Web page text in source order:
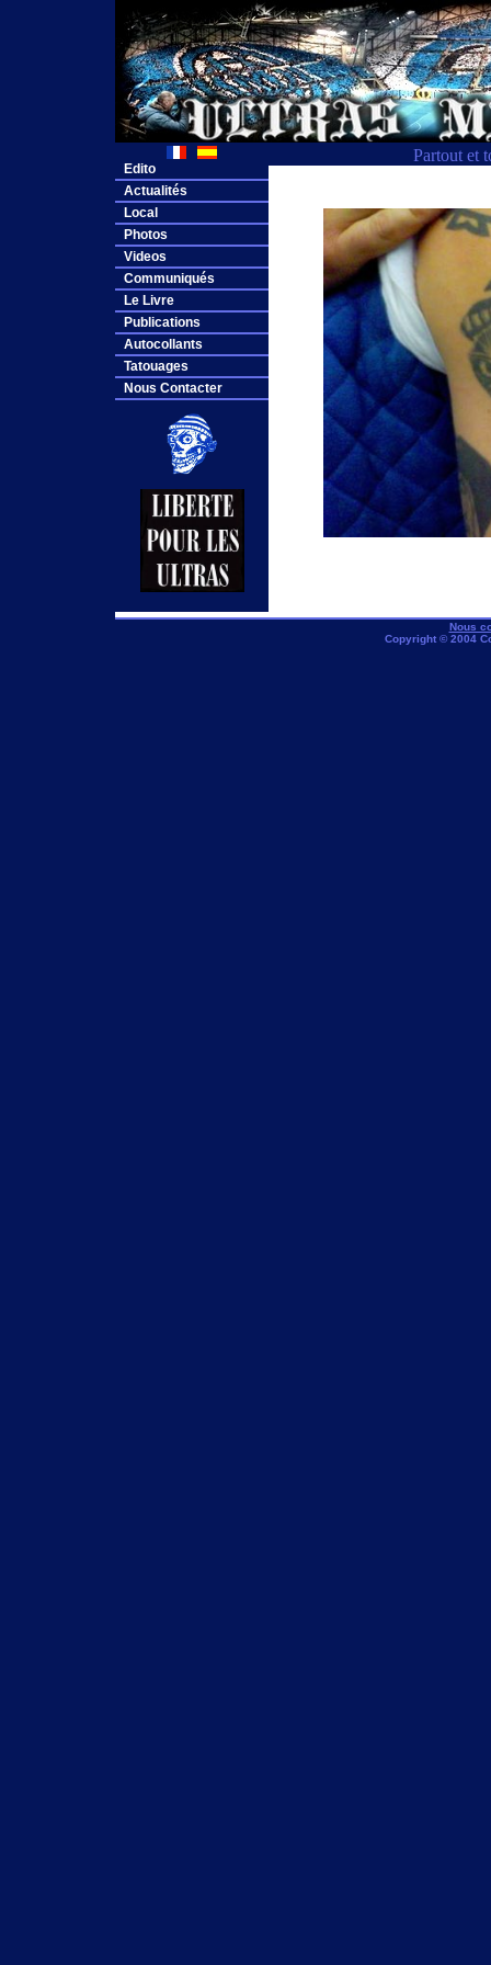
Partout et
Edito
Actualités
Local
Photos
Videos
Communiqués
Le Livre
Publications
Autocollants
Tatouages
Nous Contacter
Nous
Copyright © 2004